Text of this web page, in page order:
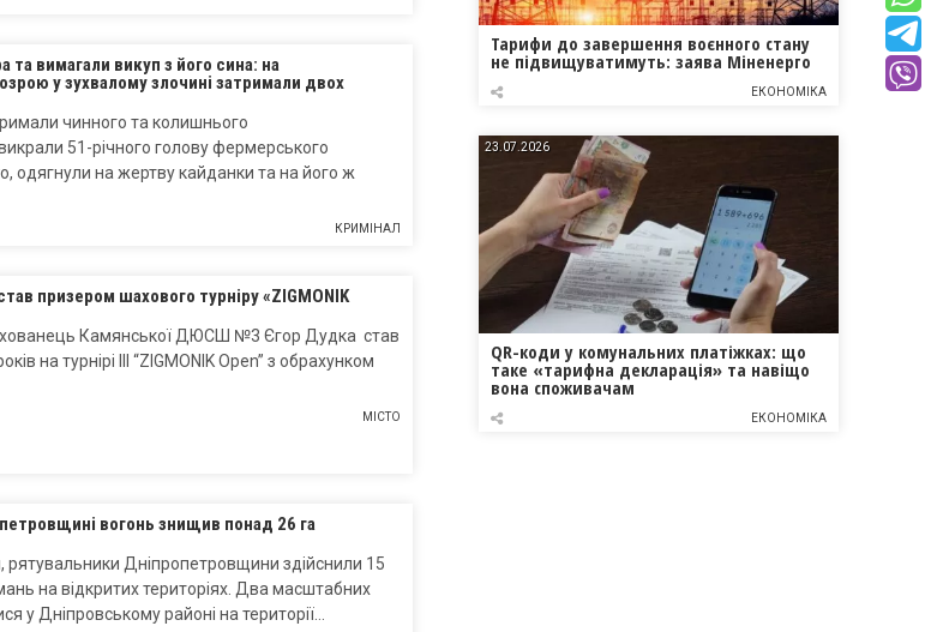
вимагали викуп з його сина: на
у зухвалому злочині затримали двох
чинного та колишнього
51-річного голову фермерського
одягнули на жертву кайданки та на його ж
КРИМІНАЛ
призером шахового турніру «ZIGMONIK
Камянської ДЮСШ №3 Єгор Дудка став
на турнірі III “ZIGMONIK Open” з обрахунком
МІСТО
вогонь знищив понад 26 га
рятувальники Дніпропетровщини здійснили 15
на відкритих територіях. Два масштабних
у Дніпровському районі на території…
Тарифи до завершення воєнного стану
не підвищуватимуть: заява Міненерго
ЕКОНОМІКА
23.07.2026
QR-коди у комунальних платіжках: що
таке «тарифна декларація» та навіщо
вона споживачам
ЕКОНОМІКА